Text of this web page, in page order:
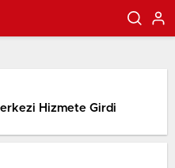
Hizmete Girdi